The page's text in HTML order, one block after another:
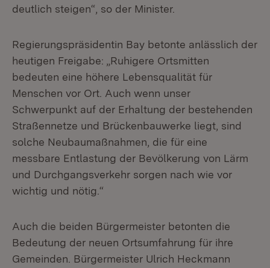
deutlich steigen“, so der Minister.
Regierungspräsidentin Bay betonte anlässlich der
heutigen Freigabe: „Ruhigere Ortsmitten
bedeuten eine höhere Lebensqualität für
Menschen vor Ort. Auch wenn unser
Schwerpunkt auf der Erhaltung der bestehenden
Straßennetze und Brückenbauwerke liegt, sind
solche Neubaumaßnahmen, die für eine
messbare Entlastung der Bevölkerung von Lärm
und Durchgangsverkehr sorgen nach wie vor
wichtig und nötig.“
Auch die beiden Bürgermeister betonten die
Bedeutung der neuen Ortsumfahrung für ihre
Gemeinden. Bürgermeister Ulrich Heckmann